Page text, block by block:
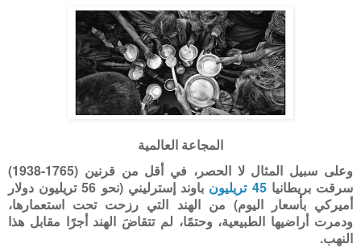
المجاعة العالمية
وعلى سبيل المثال لا الحصر، في أقل من قرنين (1765-1938)
سرقت بريطانيا45 تريليون
باوند إسترليني (نحو 56 تريليون دولار
أميركي بأسعار اليوم) من الهند التي رزحت تحت استعمارها،
ودمرت أراضيها الطبيعية، وحتمًا، لم تتقاضَ الهند أجرًا مقابل هذا
النهب.